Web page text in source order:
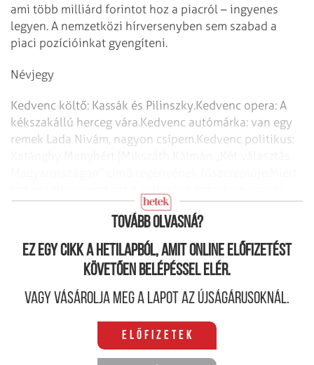
ami több milliárd forintot hoz a piacról – ingyenes
legyen. A nemzetközi hírversenyben sem szabad a
piaci pozícióinkat gyengíteni.
Névjegy
Kedvenc költő: Kassák és Pilinszky.Kedvenc opera: A
kékszakállú herceg vára.Kedvenc autómárka: van egy
remek Lada Nivám, nagyon csípem.Kedvenc politikus:
munkát itt tudom folytatni, és nem érdemtelenül.
Tovább olvasná?
Ez egy cikk a hetilapból, amit online előfizetést
követően belépéssel elér.
Vagy vásárolja meg a lapot az újságárusoknál.
Előfizetek